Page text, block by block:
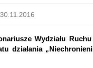
Wydziału
działania